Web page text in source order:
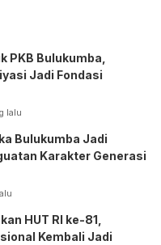
PKB Bulukumba,
Jadi Fondasi
lalu
Bulukumba Jadi
Karakter Generasi
HUT RI ke-81,
Kembali Jadi